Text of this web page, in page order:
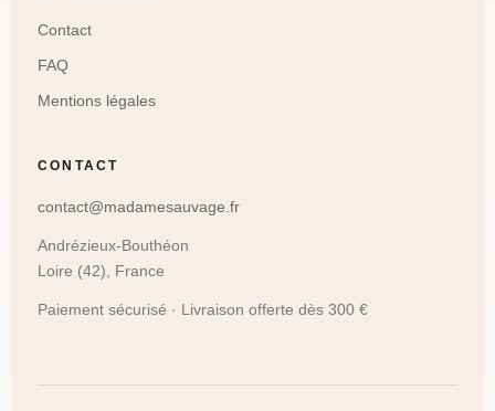
Contact
FAQ
Mentions légales
CONTACT
contact@madamesauvage.fr
Andrézieux-Bouthéon
Loire (42), France
Paiement sécurisé · Livraison offerte dès 300 €